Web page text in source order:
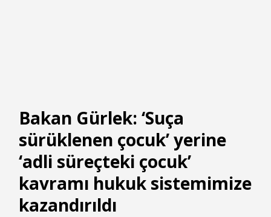
Bakan Gürlek: ‘Suça
sürüklenen çocuk’ yerine
‘adli süreçteki çocuk’
kavramı hukuk sistemimize
kazandırıldı